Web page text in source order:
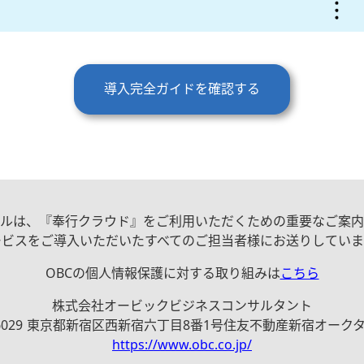
導入完全ガイドを確認する
は、『奉行クラウド』をご利用いただくための重要なご案内
スをご導入いただいたすべてのご担当者様にお送りしていま
OBCの個人情報保護に対する取り組みはこちら
株式会社オービックビジネスコンサルタント
東京都新宿区西新宿六丁目8番1号住友不動産新宿オーク
https://www.obc.co.jp/